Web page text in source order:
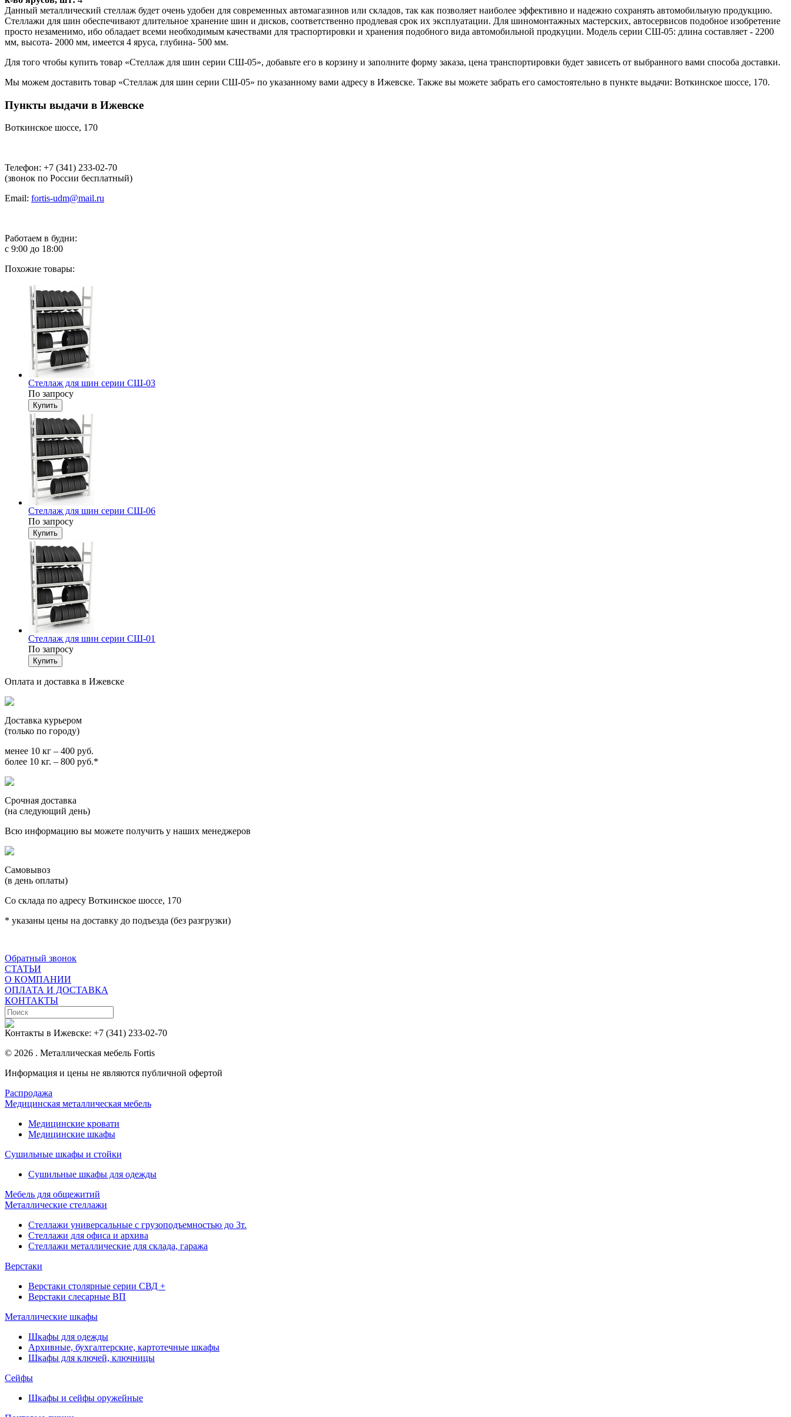
Данный металлический стеллаж будет очень удобен для современных автомагазинов или складов, так как позволяет наиболее эффективно и надежно сохранять автомобильную продукцию.
Стеллажи для шин обеспечивают длительное хранение шин и дисков, соответственно продлевая срок их эксплуатации. Для шиномонтажных мастерских, автосервисов подобное изобретение
просто незаменимо, ибо обладает всеми необходимым качествами для траспортировки и хранения подобного вида автомобильной продкуции. Модель серии СШ-05: длина составляет - 2200
мм, высота- 2000 мм, имеется 4 яруса, глубина- 500 мм.
Для того чтобы купить товар «Стеллаж для шин серии СШ-05», добавьте его в корзину и заполните форму заказа, цена транспортировки будет зависеть от выбранного вами способа доставки.
Мы можем доставить товар «Стеллаж для шин серии СШ-05» по указанному вами адресу в Ижевске. Также вы можете забрать его самостоятельно в пункте выдачи: Воткинское шоссе, 170.
Пункты выдачи в Ижевске
Воткинское шоссе, 170
Телефон: +7 (341) 233-02-70
(звонок по России бесплатный)
Email: fortis-udm@mail.ru
Работаем в будни:
с 9:00 до 18:00
Похожие товары:
Стеллаж для шин серии СШ-03
По запросу
Стеллаж для шин серии СШ-06
По запросу
Стеллаж для шин серии СШ-01
По запросу
Оплата и доставка в Ижевске
Доставка курьером
(только по городу)
менее 10 кг – 400 руб.
более 10 кг. – 800 руб.*
Срочная доставка
(на следующий день)
Всю информацию вы можете получить у наших менеджеров
Самовывоз
(в день оплаты)
Со склада по адресу Воткинское шоссе, 170
* указаны цены на доставку до подъезда (без разгрузки)
Обратный звонок
СТАТЬИ
О КОМПАНИИ
ОПЛАТА И ДОСТАВКА
КОНТАКТЫ
Контакты в Ижевске: +7 (341) 233-02-70
© 2026 . Металлическая мебель Fortis
Информация и цены не являются публичной офертой
Распродажа
Медицинская металлическая мебель
Медицинские кровати
Медицинские шкафы
Сушильные шкафы и стойки
Сушильные шкафы для одежды
Мебель для общежитий
Металлические стеллажи
Стеллажи универсальные с грузоподъемностью до 3т.
Стеллажи для офиса и архива
Стеллажи металлические для склада, гаража
Верстаки
Верстаки столярные серии СВД +
Верстаки слесарные ВП
Металлические шкафы
Шкафы для одежды
Архивные, бухгалтерские, картотечные шкафы
Шкафы для ключей, ключницы
Сейфы
Шкафы и сейфы оружейные